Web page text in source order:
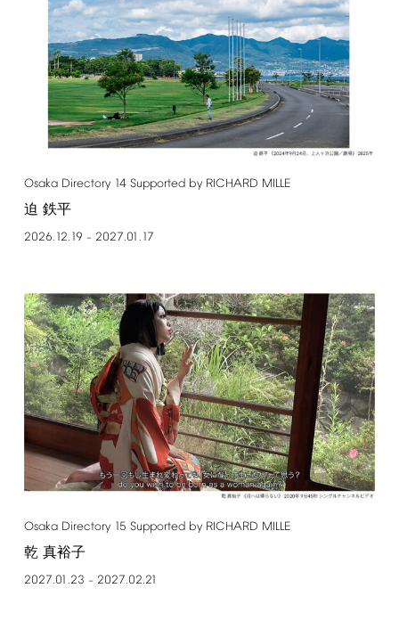
Osaka Directory 14 Supported by RICHARD MILLE
迫 鉄平
2026.12.19 – 2027.01.17
Osaka Directory 15 Supported by RICHARD MILLE
乾 真裕子
2027.01.23 – 2027.02.21